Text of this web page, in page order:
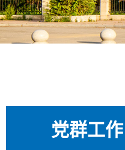
党群工作